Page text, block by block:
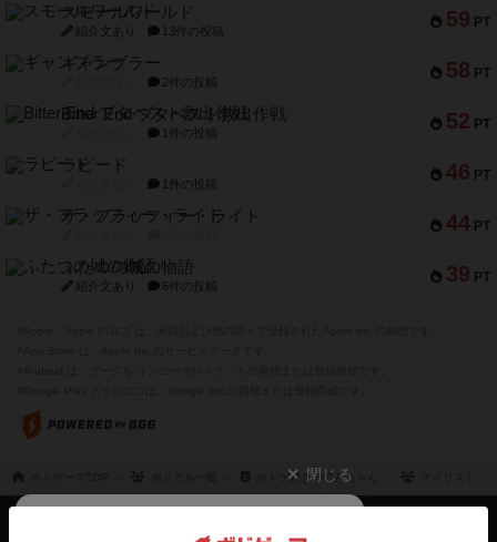
59 PT
スモールワールド
紹介文あり 13件の投稿
58 PT
ギャンブラー
2件の投稿
52 PT
Bitter End ブタペスト救出作戦
1件の投稿
46 PT
ラピード
1件の投稿
44 PT
ザ・フラッフィー・ライト
39 PT
ふたつの城の物語
紹介文あり 6件の投稿
ボドゲ好きのてんちゃん
閉じる
ボードゲームのプレイ履歴を記録し